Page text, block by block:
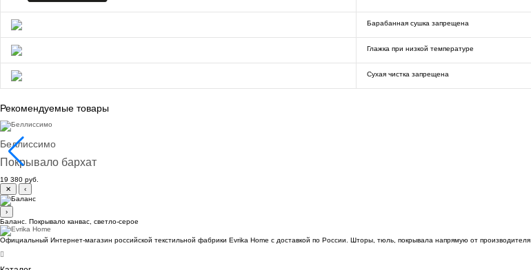
Барабанная сушка запрещена
Глажка при низкой температуре
Сухая чистка запрещена
Рекомендуемые товары
Беллиссимо
Покрывало бархат
19 380 руб.
✕
‹
›
Баланс. Покрывало канвас, светло-серое
Официальный Интернет-магазин российской текстильной фабрики Evrika Home c доставкой по России. Шторы, тюль, покрывала напрямую от производителя